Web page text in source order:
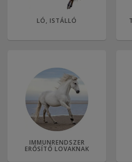
LÓ, ISTÁLLÓ
IMMUNRENDSZER
ERŐSÍTŐ LOVAKNAK